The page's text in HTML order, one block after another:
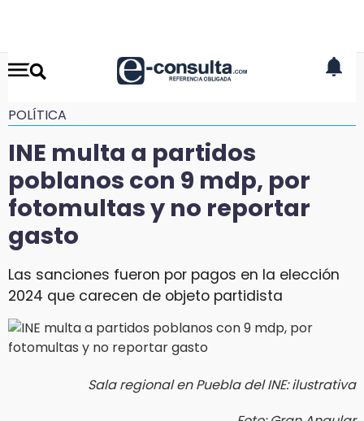
POLÍTICA
INE multa a partidos
poblanos con 9 mdp, por
fotomultas y no reportar
gasto
Las sanciones fueron por pagos en la elección
2024 que carecen de objeto partidista
Sala regional en Puebla del INE: ilustrativa